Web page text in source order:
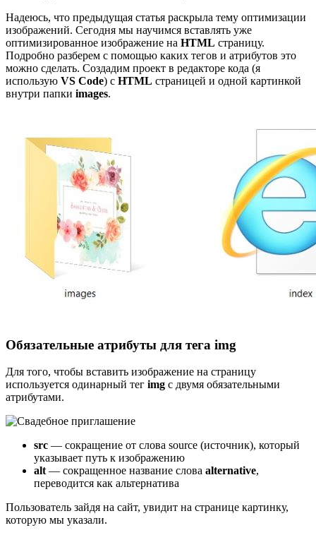
Надеюсь, что предыдущая статья раскрыла тему оптимизации
изображений. Сегодня мы научимся вставлять уже
оптимизированное изображение на HTML страницу.
Подробно разберем с помощью каких тегов и атрибутов это
можно сделать. Создадим проект в редакторе кода (я
использую VS Code) с HTML страницей и одной картинкой
внутри папки images.
Обязательные атрибуты для тега img
Для того, чтобы вставить изображение на страницу
используется одинарный тег img с двумя обязательными
атрибутами.
src — сокращение от слова source (источник), который
указывает путь к изображению
alt — сокращенное название слова alternative,
переводится как альтернатива
Пользователь зайдя на сайт, увидит на странице картинку,
которую мы указали.